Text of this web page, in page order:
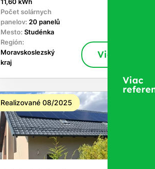
11,60 kWh
Počet solárnych
panelov: 20 panelů
Mesto: Studénka
Región:
Moravskoslezský
kraj
Viac
Realizované 08/2025
Viac